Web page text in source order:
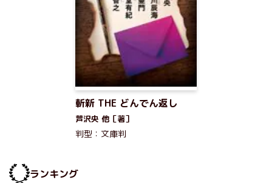
斬新 THE どんでん返し
芦沢央 他［著］
判型：文庫判
ランキング